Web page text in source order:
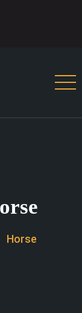
Horse